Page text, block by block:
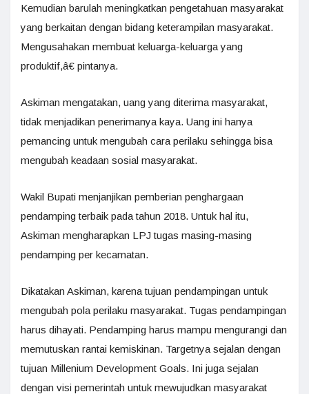
Kemudian barulah meningkatkan pengetahuan masyarakat
yang berkaitan dengan bidang keterampilan masyarakat.
Mengusahakan membuat keluarga-keluarga yang
produktif,â€ pintanya.
Askiman mengatakan, uang yang diterima masyarakat,
tidak menjadikan penerimanya kaya. Uang ini hanya
pemancing untuk mengubah cara perilaku sehingga bisa
mengubah keadaan sosial masyarakat.
Wakil Bupati menjanjikan pemberian penghargaan
pendamping terbaik pada tahun 2018. Untuk hal itu,
Askiman mengharapkan LPJ tugas masing-masing
pendamping per kecamatan.
Dikatakan Askiman, karena tujuan pendampingan untuk
mengubah pola perilaku masyarakat. Tugas pendampingan
harus dihayati. Pendamping harus mampu mengurangi dan
memutuskan rantai kemiskinan. Targetnya sejalan dengan
tujuan Millenium Development Goals. Ini juga sejalan
dengan visi pemerintah untuk mewujudkan masyarakat